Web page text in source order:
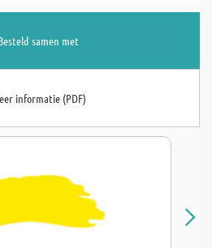
samen met
informatie (PDF)